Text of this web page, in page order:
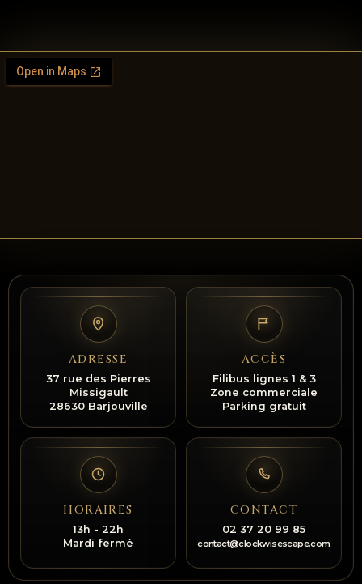
ADRESSE
37 rue des Pierres
Missigault
28630 Barjouville
ACCÈS
Filibus lignes 1 & 3
Zone commerciale
Parking gratuit
HORAIRES
13h - 22h
Mardi fermé
CONTACT
02 37 20 99 85
contact@clockwisescape.com